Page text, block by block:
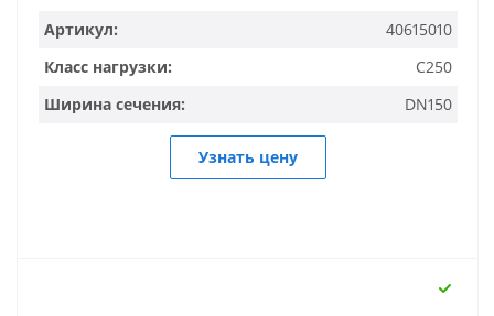
Артикул:
40615010
Класс нагрузки:
C250
Ширина сечения:
DN150
Узнать цену